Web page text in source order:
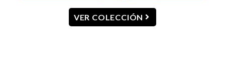
VER COLECCIÓN